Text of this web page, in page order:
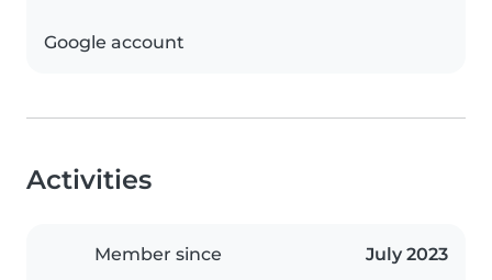
Google account
Activities
Member since July 2023